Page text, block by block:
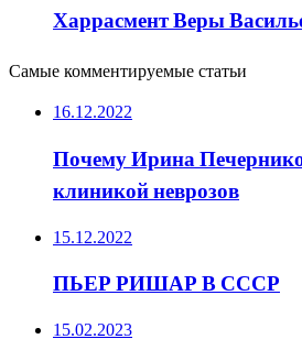
Харрасмент Веры
Самые комментируемые статьи
16.12.2022
Почему Ирина
клиникой неврозов
15.12.2022
ПЬЕР РИШАР В СССР
15.02.2023